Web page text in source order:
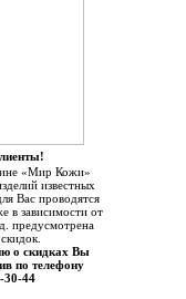
«Мир Кожи»
известных
Вас проводятся
в зависимости от
предусмотрена
о скидках Вы
по телефону
30-44